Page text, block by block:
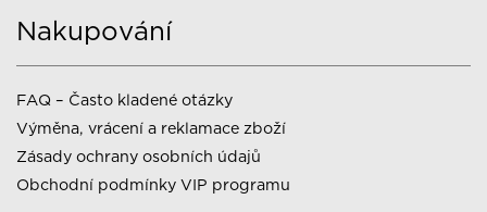
Nakupování
FAQ – Často kladené otázky
Výměna, vrácení a reklamace zboží
Zásady ochrany osobních údajů
Obchodní podmínky VIP programu